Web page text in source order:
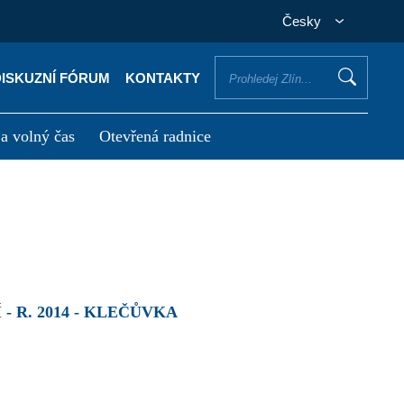
Česky
FÓRUM KONTAKTY
volný čas Otevřená radnice
- R. 2014 - KLEČŮVKA